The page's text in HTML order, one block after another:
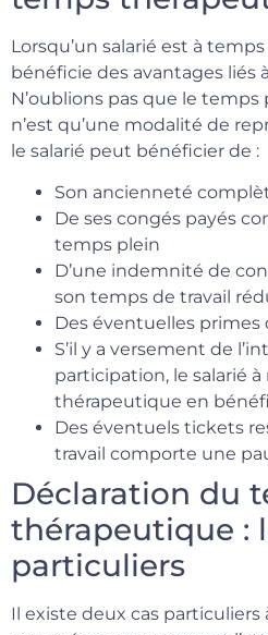
Lorsqu’un salarié est à
bénéficie des avantages liés
N’oublions pas que le
n’est qu’une modalité de
le salarié peut bénéficier de :
Son ancienneté
De ses congés payés
temps plein
D’une indemnité de
son temps de travail
Des éventuelles primes
S’il y a versement de
participation, le salarié
thérapeutique en
Des éventuels tickets
travail comporte une
Déclaration du
thérapeutique :
particuliers
Il existe deux cas